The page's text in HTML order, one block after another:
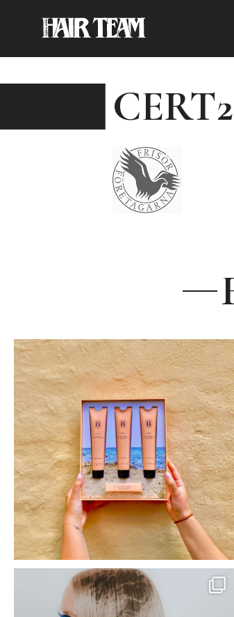
CERT2
.
☀️🧡Sommar tävling🧡☀️
Nu har du
...
60 48
Vårat bidrag till Årets frisör kollektion!🖤
...
55 1